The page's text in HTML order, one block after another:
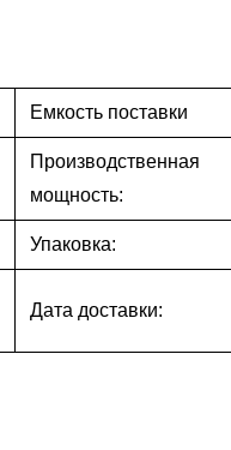
Емкость поставки
Производственная
мощность:
Упаковка:
Дата доставки: